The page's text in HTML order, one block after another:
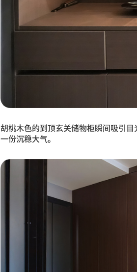
胡桃木色的到顶玄关储物柜瞬间吸引
一份沉稳大气。